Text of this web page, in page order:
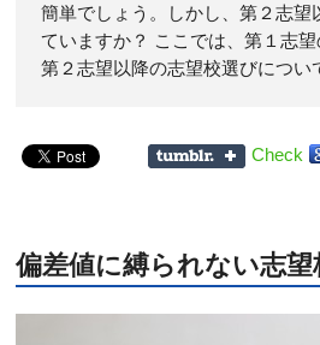
簡単でしょう。しかし、第２志望
ていますか？ ここでは、第１志
第２志望以降の志望校選びについ
Check
偏差値に縛られない志望